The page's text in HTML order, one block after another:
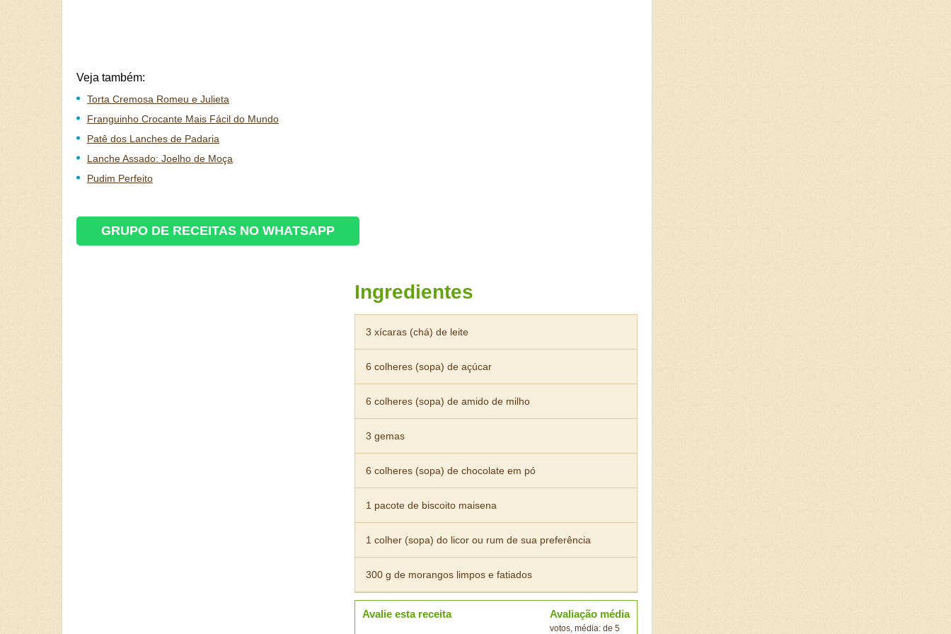
Veja também:
Torta Cremosa Romeu e Julieta
Franguinho Crocante Mais Fácil do Mundo
Patê dos Lanches de Padaria
Lanche Assado: Joelho de Moça
Pudim Perfeito
GRUPO DE RECEITAS NO WHATSAPP
Ingredientes
3 xícaras (chá) de leite
6 colheres (sopa) de açúcar
6 colheres (sopa) de amido de milho
3 gemas
6 colheres (sopa) de chocolate em pó
1 pacote de biscoito maisena
1 colher (sopa) do licor ou rum de sua preferência
300 g de morangos limpos e fatiados
Avalie esta receita Avaliação média
votos, média: de 5